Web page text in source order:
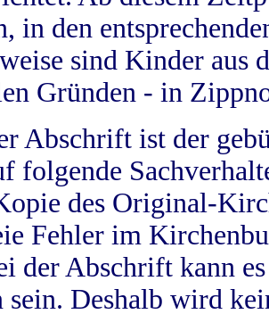
in den
sind Kinder aus
Gründen - in
Abschrift ist der
folgende
des Original-
Fehler im
der Abschrift kann
sein. Deshalb wird